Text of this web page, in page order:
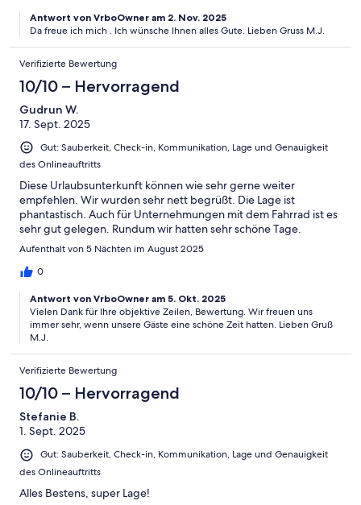
Antwort von VrboOwner am 2. Nov. 2025
Da freue ich mich . Ich wünsche Ihnen alles Gute. Lieben Gruss M.J.
Verifizierte Bewertung
10/10 – Hervorragend
Gudrun W.
17. Sept. 2025
Gut: Sauberkeit, Check-in, Kommunikation, Lage und Genauigkeit
des Onlineauftritts
Diese Urlaubsunterkunft können wie sehr gerne weiter
empfehlen. Wir wurden sehr nett begrüßt. Die Lage ist
phantastisch. Auch für Unternehmungen mit dem Fahrrad ist es
sehr gut gelegen. Rundum wir hatten sehr schöne Tage.
Aufenthalt von 5 Nächten im August 2025
0
Antwort von VrboOwner am 5. Okt. 2025
Vielen Dank für Ihre objektive Zeilen, Bewertung. Wir freuen uns
immer sehr, wenn unsere Gäste eine schöne Zeit hatten. Lieben Gruß
M.J.
Verifizierte Bewertung
10/10 – Hervorragend
Stefanie B.
1. Sept. 2025
Gut: Sauberkeit, Check-in, Kommunikation, Lage und Genauigkeit
des Onlineauftritts
Alles Bestens, super Lage!